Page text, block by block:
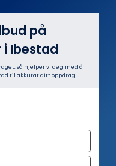
på
Ibestad
så hjelper vi deg med å
til akkurat ditt oppdrag.